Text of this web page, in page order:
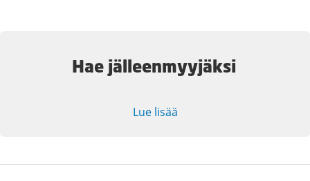
Hae jälleenmyyjäksi
Lue lisää